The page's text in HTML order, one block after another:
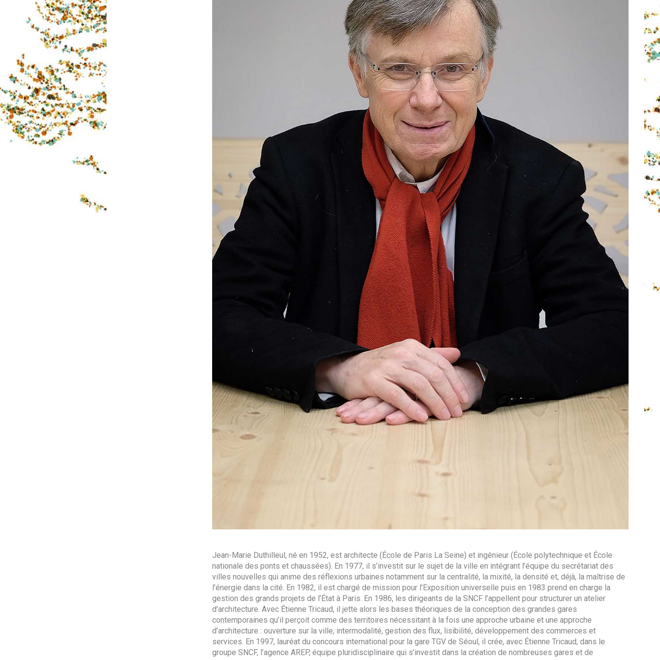
Jean-Marie Duthilleul, né en 1952, est architecte (École de Paris La Seine) et ingénieur (École polytechnique et École
nationale des ponts et chaussées). En 1977, il s’investit sur le sujet de la ville en intégrant l’équipe du secrétariat des
villes nouvelles qui anime des réflexions urbaines notamment sur la centralité, la mixité, la densité et, déjà, la maîtrise de
l’énergie dans la cité. En 1982, il est chargé de mission pour l’Exposition universelle puis en 1983 prend en charge la
gestion des grands projets de l’État à Paris. En 1986, les dirigeants de la SNCF l’appellent pour structurer un atelier
d’architecture. Avec Étienne Tricaud, il jette alors les bases théoriques de la conception des grandes gares
contemporaines qu’il perçoit comme des territoires nécessitant à la fois une approche urbaine et une approche
d’architecture : ouverture sur la ville, intermodalité, gestion des flux, lisibilité, développement des commerces et
services. En 1997, lauréat du concours international pour la gare TGV de Séoul, il crée, avec Étienne Tricaud, dans le
groupe SNCF, l’agence AREP, équipe pluridisciplinaire qui s’investit dans la création de nombreuses gares et de